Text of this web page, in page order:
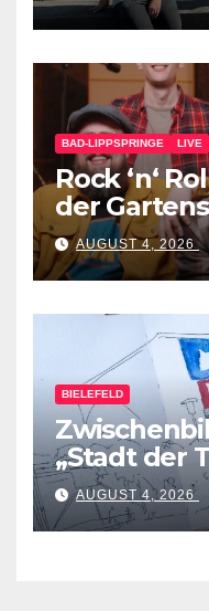
BAD-LIPPSPRINGE LIVE
Rock ‘n‘
der
Lippspringe
AUGUST 4, 2026
BIELEFELD
„Stadt der
Ideen
AUGUST 4, 2026